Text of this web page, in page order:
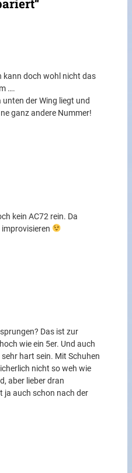
kann doch wohl nicht das
….
der Wing liegt und
ganz andere Nummer!
kein AC72 rein. Da
Das ist zur
wie ein 5er. Und auch
hart sein. Mit Schuhen
nicht so weh wie
aber lieber dran
ja auch schon nach der